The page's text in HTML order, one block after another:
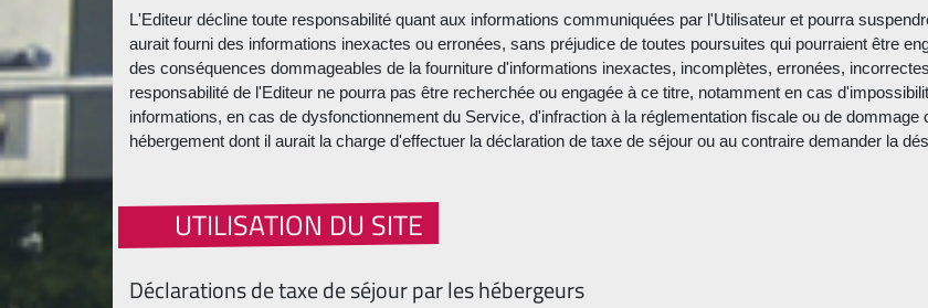
L'Editeur décline toute responsabilité quant aux informations communiquées par l'Utilisateur et pourra
aurait fourni des informations inexactes ou erronées, sans préjudice de toutes poursuites qui pourraient être
des conséquences dommageables de la fourniture d'informations inexactes, incomplètes, erronées,
responsabilité de l'Editeur ne pourra pas être recherchée ou engagée à ce titre, notamment en cas
informations, en cas de dysfonctionnement du Service, d'infraction à la réglementation fiscale ou de
hébergement dont il aurait la charge d'effectuer la déclaration de taxe de séjour ou au contraire demander la
UTILISATION DU SITE
Déclarations de taxe de séjour par les hébergeurs